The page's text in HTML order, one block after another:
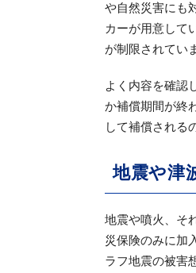
や自然災害にも
カーが用意して
が制限されてい
よく内容を確認
か補償期間が終
して補償される
地震や津
地震や噴火、そ
災保険のみに加
ラフ地震の被害